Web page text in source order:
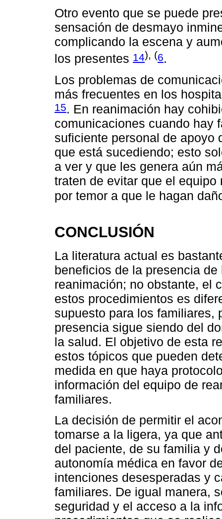
Otro evento que se puede
sensación de desmayo
complicando la escena y
los presentes 14), (6.
Los problemas de
más frecuentes en los
15. En reanimación hay
comunicaciones cuando hay
suficiente personal de apoyo
que está sucediendo; esto
a ver y que les genera aún
traten de evitar que el
por temor a que le hagan
CONCLUSIÓN
La literatura actual es
beneficios de la presencia
reanimación; no obstante, el
estos procedimientos es
supuesto para los familiares,
presencia sigue siendo del
la salud. El objetivo de esta
estos tópicos que pueden
medida en que haya
información del equipo de
familiares.
La decisión de permitir el
tomarse a la ligera, ya que
del paciente, de su familia y
autonomía médica en favor
intenciones desesperadas y
familiares. De igual manera,
seguridad y el acceso a la